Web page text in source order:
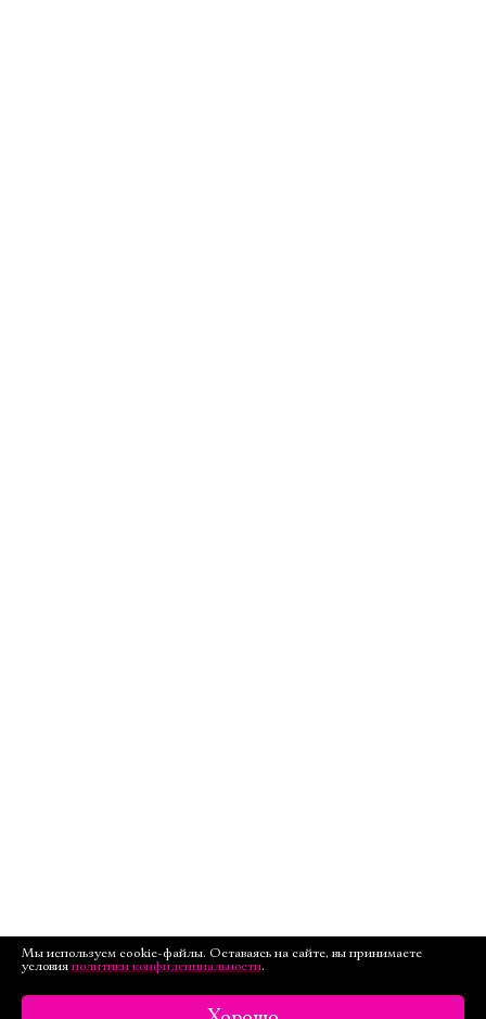
Мы используем cookie-файлы. Оставаясь на сайте, вы принимаете
условия политики конфиденциальности.